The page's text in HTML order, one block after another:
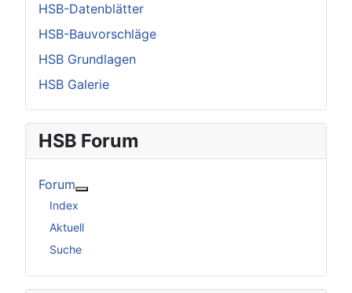
HSB-Datenblätter
HSB-Bauvorschläge
HSB Grundlagen
HSB Galerie
HSB Forum
Forum
Index
Aktuell
Suche